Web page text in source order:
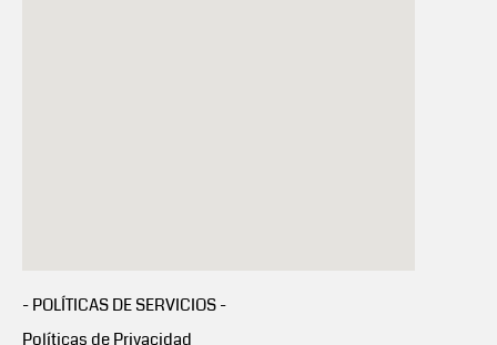
- POLÍTICAS DE SERVICIOS -
Políticas de Privacidad